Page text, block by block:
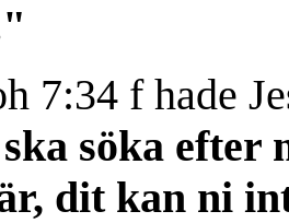
7:34 f hade
söka efter
dit kan ni